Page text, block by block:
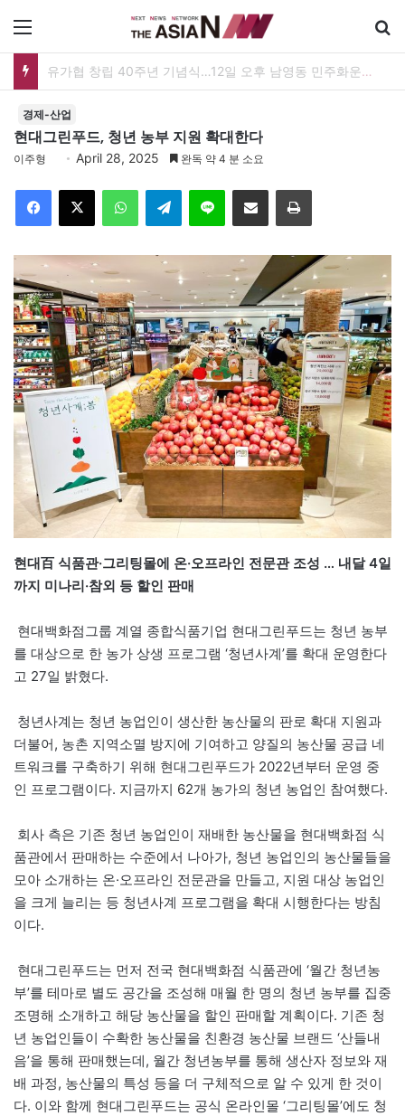
메뉴
유가협 창립 40주년 기념식…12일 오후 남영동 민주화운동기념관
경제-산업
현대그린푸드, 청년 농부 지원 확대한다
이주형 April 28, 2025 완독 약 4 분 소요
Facebook
X WhatsAppTelegramLine 이메일 인쇄
현대百 식품관·그리팅몰에 온·오프라인 전문관 조성 … 내달 4일
까지 미나리·참외 등 할인 판매
현대백화점그룹 계열 종합식품기업 현대그린푸드는 청년 농부
를 대상으로 한 농가 상생 프로그램 ‘청년사계’를 확대 운영한다
고 27일 밝혔다.
청년사계는 청년 농업인이 생산한 농산물의 판로 확대 지원과
더불어, 농촌 지역소멸 방지에 기여하고 양질의 농산물 공급 네
트워크를 구축하기 위해 현대그린푸드가 2022년부터 운영 중
인 프로그램이다. 지금까지 62개 농가의 청년 농업인 참여했다.
회사 측은 기존 청년 농업인이 재배한 농산물을 현대백화점 식
품관에서 판매하는 수준에서 나아가, 청년 농업인의 농산물들을
모아 소개하는 온·오프라인 전문관을 만들고, 지원 대상 농업인
을 크게 늘리는 등 청년사계 프로그램을 확대 시행한다는 방침
이다.
현대그린푸드는 먼저 전국 현대백화점 식품관에 ‘월간 청년농
부’를 테마로 별도 공간을 조성해 매월 한 명의 청년 농부를 집중
조명해 소개하고 해당 농산물을 할인 판매할 계획이다. 기존 청
년 농업인들이 수확한 농산물을 친환경 농산물 브랜드 ‘산들내
음’을 통해 판매했는데, 월간 청년농부를 통해 생산자 정보와 재
배 과정, 농산물의 특성 등을 더 구체적으로 알 수 있게 한 것이
다. 이와 함께 현대그린푸드는 공식 온라인몰 ‘그리팅몰’에도 청